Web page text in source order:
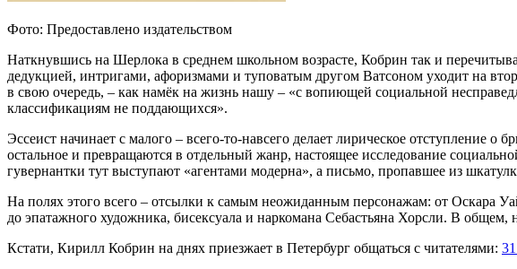
Фото: Предоставлено издательством
Наткнувшись на Шерлока в среднем школьном возрасте, Кобрин так и
дедукцией, интригами, афоризмами и туповатым другом Ватсоном уходит на
в свою очередь, – как намёк на жизнь нашу – «с вопиющей социальной
классификациям не поддающихся».
Эссеист начинает с малого – всего-то-навсего делает лирическое отступление
остальное и превращаются в отдельный жанр, настоящее исследование
гувернантки тут выступают «агентами модерна», а письмо, пропавшее из
На полях этого всего – отсылки к самым неожиданным персонажам: от Оскара
до эпатажного художника, бисексуала и наркомана Себастьяна Хорсли. В
Кстати, Кирилл Кобрин на днях приезжает в Петербург общаться с читателями: